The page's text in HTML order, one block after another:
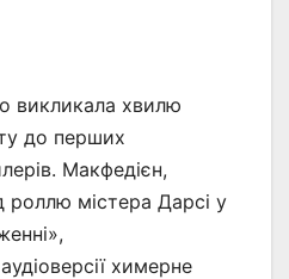
викликала хвилю
до перших
Макфедієн,
роллю містера Дарсі у
химерне